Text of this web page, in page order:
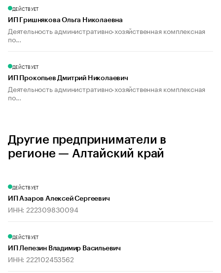
ДЕЙСТВУЕТ
ИП Гришнякова Ольга Николаевна
Деятельность административно-хозяйственная комплексная
по...
ДЕЙСТВУЕТ
ИП Прокопьев Дмитрий Николаевич
Деятельность административно-хозяйственная комплексная
по...
Другие предприниматели в
регионе — Алтайский край
ДЕЙСТВУЕТ
ИП Азаров Алексей Сергеевич
ИНН: 222309830094
ДЕЙСТВУЕТ
ИП Лепезин Владимир Васильевич
ИНН: 222102453562